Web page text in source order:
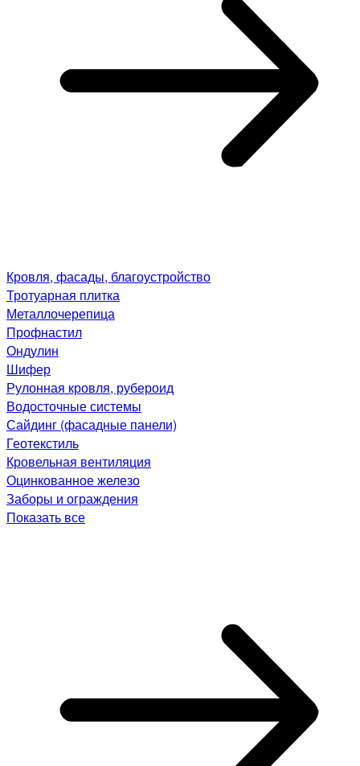
Кровля, фасады, благоустройство
Тротуарная плитка
Металлочерепица
Профнастил
Ондулин
Шифер
Рулонная кровля, рубероид
Водосточные системы
Сайдинг (фасадные панели)
Геотекстиль
Кровельная вентиляция
Оцинкованное железо
Заборы и ограждения
Показать все